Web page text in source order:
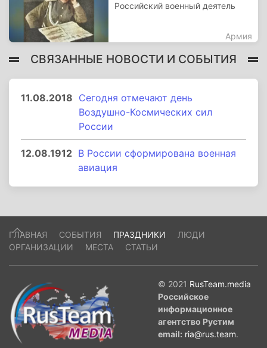
Российский военный деятель
Армия
СВЯЗАННЫЕ НОВОСТИ И СОБЫТИЯ
11.08.2018 Сегодня отмечают день
Воздушно-Космических сил
России
12.08.1912 В России сформирована военная
авиация
ГЛАВНАЯ СОБЫТИЯ ПРАЗДНИКИ
ЛЮДИ
ОРГАНИЗАЦИИ
МЕСТА СТАТЬИ
© 2021 RusTeam.media
Российское
информационное
агентство Рустим
email: ria@rus.team.